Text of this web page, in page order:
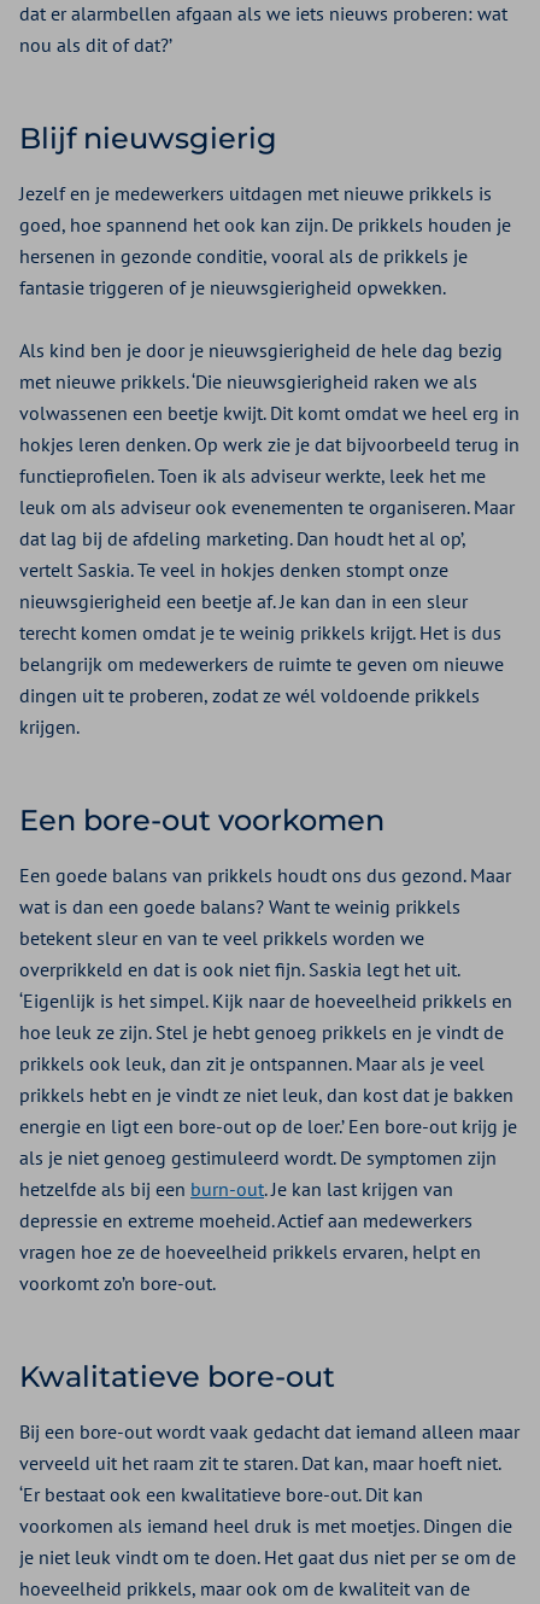
dat er alarmbellen afgaan als we iets nieuws proberen: wat
nou als dit of dat?’
Blijf nieuwsgierig
Jezelf en je medewerkers uitdagen met nieuwe prikkels is
goed, hoe spannend het ook kan zijn. De prikkels houden je
hersenen in gezonde conditie, vooral als de prikkels je
fantasie triggeren of je nieuwsgierigheid opwekken.
Als kind ben je door je nieuwsgierigheid de hele dag bezig
met nieuwe prikkels. ‘Die nieuwsgierigheid raken we als
volwassenen een beetje kwijt. Dit komt omdat we heel erg in
hokjes leren denken. Op werk zie je dat bijvoorbeeld terug in
functieprofielen. Toen ik als adviseur werkte, leek het me
leuk om als adviseur ook evenementen te organiseren. Maar
dat lag bij de afdeling marketing. Dan houdt het al op’,
vertelt Saskia. Te veel in hokjes denken stompt onze
nieuwsgierigheid een beetje af. Je kan dan in een sleur
terecht komen omdat je te weinig prikkels krijgt. Het is dus
belangrijk om medewerkers de ruimte te geven om nieuwe
dingen uit te proberen, zodat ze wél voldoende prikkels
krijgen.
Een bore-out voorkomen
Een goede balans van prikkels houdt ons dus gezond. Maar
wat is dan een goede balans? Want te weinig prikkels
betekent sleur en van te veel prikkels worden we
overprikkeld en dat is ook niet fijn. Saskia legt het uit.
‘Eigenlijk is het simpel. Kijk naar de hoeveelheid prikkels en
hoe leuk ze zijn. Stel je hebt genoeg prikkels en je vindt de
prikkels ook leuk, dan zit je ontspannen. Maar als je veel
prikkels hebt en je vindt ze niet leuk, dan kost dat je bakken
energie en ligt een bore-out op de loer.’ Een bore-out krijg je
als je niet genoeg gestimuleerd wordt. De symptomen zijn
hetzelfde als bij een burn-out. Je kan last krijgen van
depressie en extreme moeheid. Actief aan medewerkers
vragen hoe ze de hoeveelheid prikkels ervaren, helpt en
voorkomt zo’n bore-out.
Kwalitatieve bore-out
Bij een bore-out wordt vaak gedacht dat iemand alleen maar
verveeld uit het raam zit te staren. Dat kan, maar hoeft niet.
‘Er bestaat ook een kwalitatieve bore-out. Dit kan
voorkomen als iemand heel druk is met moetjes. Dingen die
je niet leuk vindt om te doen. Het gaat dus niet per se om de
hoeveelheid prikkels, maar ook om de kwaliteit van de